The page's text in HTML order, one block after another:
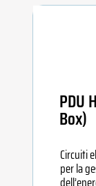
PDU
Box)
Circuiti
per la